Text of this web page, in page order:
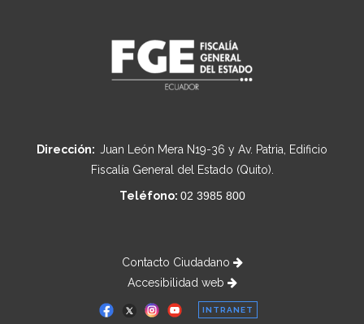
Dirección: Juan León Mera N19-36 y Av. Patria, Edificio
Fiscalía General del Estado (Quito).
Teléfono: 02 3985 800
Contacto Ciudadano
Accesibilidad web
INTRANET